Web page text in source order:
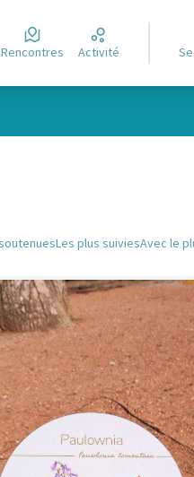
Rencontres Activité
Les plus suiviesAvec le